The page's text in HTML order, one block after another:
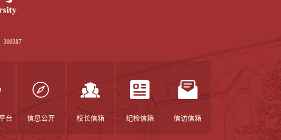
300387
台 信息公开 校长信箱 纪检信箱 信访信箱